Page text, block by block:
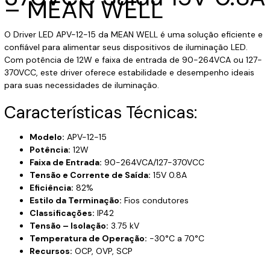
quantidade
– MEAN WELL
O Driver LED APV-12-15 da MEAN WELL é uma solução eficiente e
confiável para alimentar seus dispositivos de iluminação LED.
Com potência de 12W e faixa de entrada de 90-264VCA ou 127-
370VCC, este driver oferece estabilidade e desempenho ideais
para suas necessidades de iluminação.
Características Técnicas:
Modelo: APV-12-15
Potência: 12W
Faixa de Entrada: 90-264VCA/127-370VCC
Tensão e Corrente de Saída: 15V 0.8A
Eficiência: 82%
Estilo da Terminação: Fios condutores
Classificações: IP42
Tensão – Isolação: 3.75 kV
Temperatura de Operação: -30°C a 70°C
Recursos: OCP, OVP, SCP